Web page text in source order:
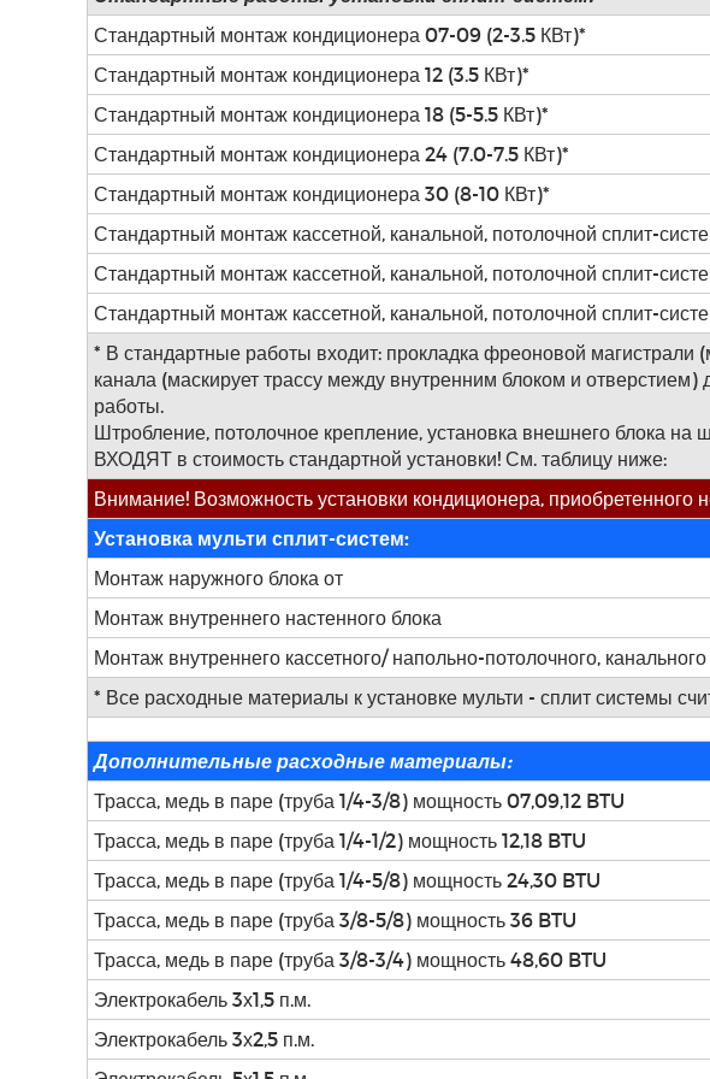
Стандартный монтаж кондиционера 07-09 (2-3.5 КВт)*
Стандартный монтаж кондиционера 12 (3.5 КВт)*
Стандартный монтаж кондиционера 18 (5-5.5 КВт)*
Стандартный монтаж кондиционера 24 (7.0-7.5 КВт)*
Стандартный монтаж кондиционера 30 (8-10 КВт)*
Стандартный монтаж кассетной, канальной, потолочной сплит-
Стандартный монтаж кассетной, канальной, потолочной сплит-
Стандартный монтаж кассетной, канальной, потолочной сплит-
* В стандартные работы входит: прокладка фреоновой магистрали
канала (маскирует трассу между внутренним блоком и
работы.
Штробление, потолочное крепление, установка внешнего блока
ВХОДЯТ в стоимость стандартной установки! См. таблицу ниже:
Внимание! Возможность установки кондиционера, приобретенного
Установка мульти сплит-систем:
Монтаж наружного блока от
Монтаж внутреннего настенного блока
Монтаж внутреннего кассетного/ напольно-потолочного, канального
* Все расходные материалы к установке мульти - сплит системы
Дополнительные расходные материалы:
Трасса, медь в паре (труба 1/4-3/8) мощность 07,09,12 BTU
Трасса, медь в паре (труба 1/4-1/2) мощность 12,18 BTU
Трасса, медь в паре (труба 1/4-5/8) мощность 24,30 BTU
Трасса, медь в паре (труба 3/8-5/8) мощность 36 BTU
Трасса, медь в паре (труба 3/8-3/4) мощность 48,60 BTU
Электрокабель 3х1,5 п.м.
Электрокабель 3х2,5 п.м.